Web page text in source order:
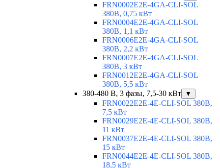
FRN0002E2E-4GA-CLI-SOL
380В, 0,75 кВт
FRN0004E2E-4GA-CLI-SOL
380В, 1,1 кВт
FRN0006E2E-4GA-CLI-SOL
380В, 2,2 кВт
FRN0007E2E-4GA-CLI-SOL
380В, 3 кВт
FRN0012E2E-4GA-CLI-SOL
380В, 5,5 кВт
380-480 В, 3 фазы, 7,5-30 кВт
▼
FRN0022E2E-4E-CLI-SOL 380В,
7,5 кВт
FRN0029E2E-4E-CLI-SOL 380В,
11 кВт
FRN0037E2E-4E-CLI-SOL 380В,
15 кВт
FRN0044E2E-4E-CLI-SOL 380В,
18,5 кВт